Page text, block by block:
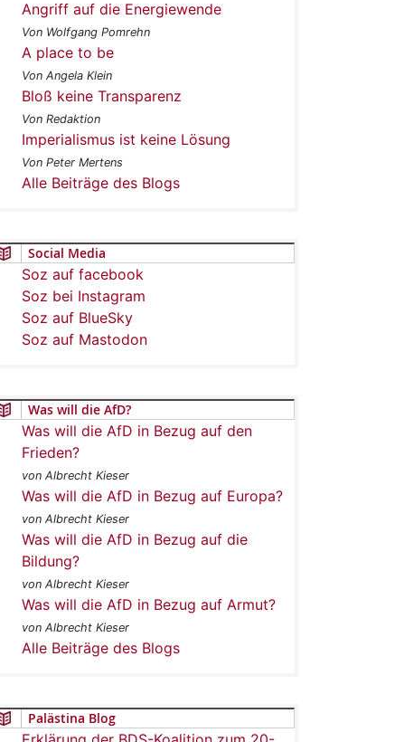
Angriff auf die Energiewende
Von Wolfgang Pomrehn
A place to be
Von Angela Klein
Bloß keine Transparenz
Von Redaktion
Imperialismus ist keine Lösung
Von Peter Mertens
Alle Beiträge des Blogs
Social Media
Soz auf facebook
Soz bei Instagram
Soz auf BlueSky
Soz auf Mastodon
Was will die AfD?
Was will die AfD in Bezug auf den
Frieden?
von Albrecht Kieser
Was will die AfD in Bezug auf Europa?
von Albrecht Kieser
Was will die AfD in Bezug auf die
Bildung?
von Albrecht Kieser
Was will die AfD in Bezug auf Armut?
von Albrecht Kieser
Alle Beiträge des Blogs
Palästina Blog